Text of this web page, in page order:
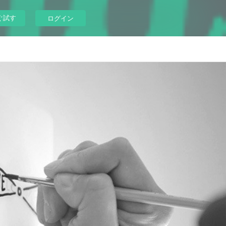
試す ログイン